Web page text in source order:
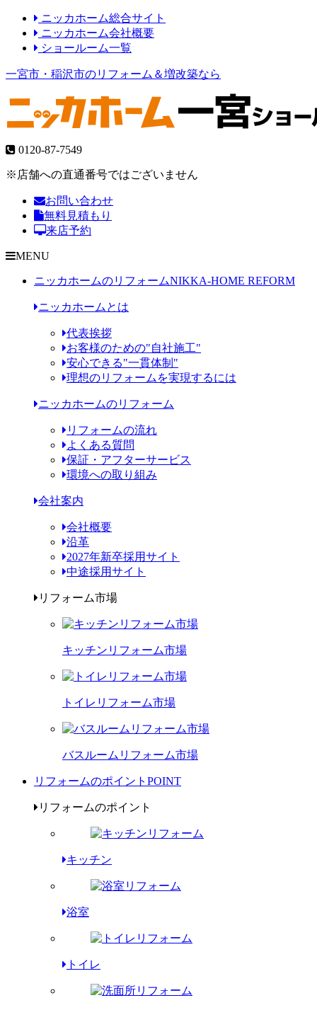
ニッカホーム総合サイト
ニッカホーム会社概要
ショールーム一覧
一宮市・稲沢市のリフォーム＆増改築なら
0120-87-7549
※店舗への直通番号ではございません
お問い合わせ
無料見積もり
来店予約
MENU
ニッカホームのリフォームNIKKA-HOME REFORM
ニッカホームとは
代表挨拶
お客様のための"自社施工"
安心できる"一貫体制"
理想のリフォームを実現するには
ニッカホームのリフォーム
リフォームの流れ
よくある質問
保証・アフターサービス
環境への取り組み
会社案内
会社概要
沿革
2027年新卒採用サイト
中途採用サイト
リフォーム市場
キッチンリフォーム市場
トイレリフォーム市場
バスルームリフォーム市場
リフォームのポイント POINT
リフォームのポイント
キッチン
浴室
トイレ